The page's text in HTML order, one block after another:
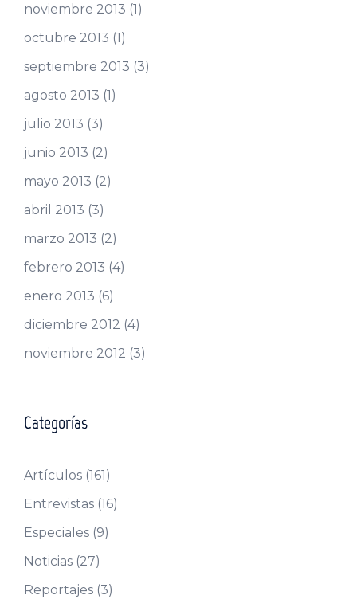
noviembre 2013 (1)
octubre 2013 (1)
septiembre 2013 (3)
agosto 2013 (1)
julio 2013 (3)
junio 2013 (2)
mayo 2013 (2)
abril 2013 (3)
marzo 2013 (2)
febrero 2013 (4)
enero 2013 (6)
diciembre 2012 (4)
noviembre 2012 (3)
Categorías
Artículos (161)
Entrevistas (16)
Especiales (9)
Noticias (27)
Reportajes (3)